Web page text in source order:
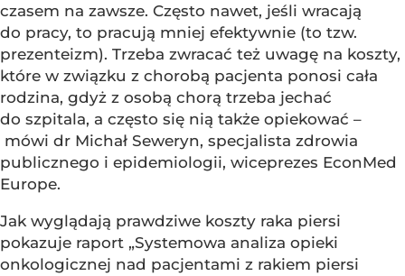
czasem na zawsze. Często nawet, jeśli wracają
do pracy, to pracują mniej efektywnie (to tzw.
prezenteizm). Trzeba zwracać też uwagę na koszty,
które w związku z chorobą pacjenta ponosi cała
rodzina, gdyż z osobą chorą trzeba jechać
do szpitala, a często się nią także opiekować –
mówi dr Michał Seweryn, specjalista zdrowia
publicznego i epidemiologii, wiceprezes EconMed
Europe.
Jak wyglądają prawdziwe koszty raka piersi
pokazuje raport „Systemowa analiza opieki
onkologicznej nad pacjentami z rakiem piersi